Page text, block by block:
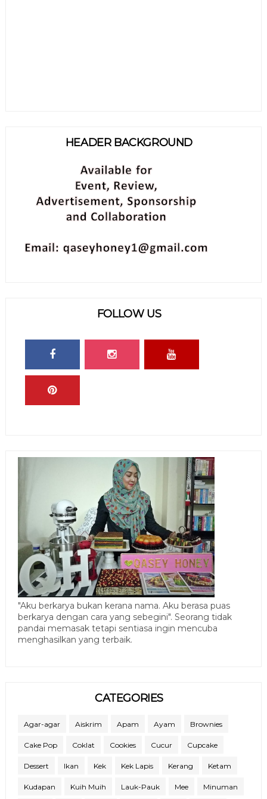
HEADER BACKGROUND
FOLLOW US
"Aku berkarya bukan kerana nama. Aku berasa puas
berkarya dengan cara yang sebegini". Seorang tidak
pandai memasak tetapi sentiasa ingin mencuba
menghasilkan yang terbaik.
CATEGORIES
Agar-agar Aiskrim Apam Ayam Brownies
Cake Pop Coklat Cookies Cucur Cupcake
Dessert Ikan Kek Kek Lapis Kerang Ketam
Kudapan Kuih Muih Lauk-Pauk Mee Minuman